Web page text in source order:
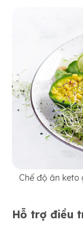
Chế độ ăn keto
Hỗ trợ điều